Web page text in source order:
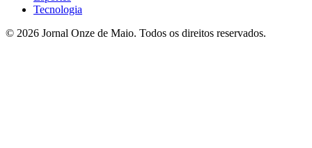
Tecnologia
© 2026 Jornal Onze de Maio. Todos os direitos reservados.